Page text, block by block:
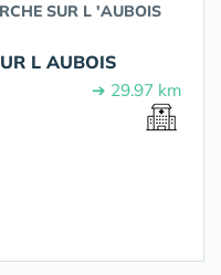
SUR L 'AUBOIS
L AUBOIS
➔ 29.97 km